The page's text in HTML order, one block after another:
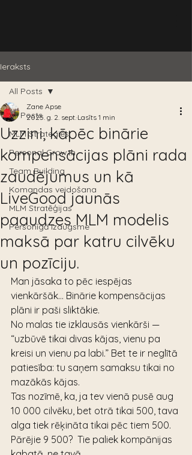
Ieraksts
All Posts
MLM Strategies
Personal Growth
Team Building
Komandas veidošana
MLM Stratēģijas
Personīgā izaugsme
All Posts
Uzzini, kāpēc binārie
kompensācijas plāni rada
zaudējumus un kā
LiveGood jaunās
paaudzes MLM modelis
maksā par katru cilvēku
un pozīciju.
Zane Apse
2025. g. 2. sept. Lasīts 1 min
Man jāsaka to pēc iespējas
vienkāršāk… Binārie kompensācijas
plāni ir paši sliktākie.
No malas tie izklausās vienkārši —
“uzbūvē tikai divas kājas, vienu pa
kreisi un vienu pa labi.” Bet te ir neglītā
patiesība: tu saņem samaksu tikai no
mazākās kājas.
Tas nozīmē, ka, ja tev vienā pusē aug
10 000 cilvēku, bet otrā tikai 500, tava
alga tiek rēķināta tikai pēc tiem 500.
Pārējie 9 500?  Tie paliek kompānijas